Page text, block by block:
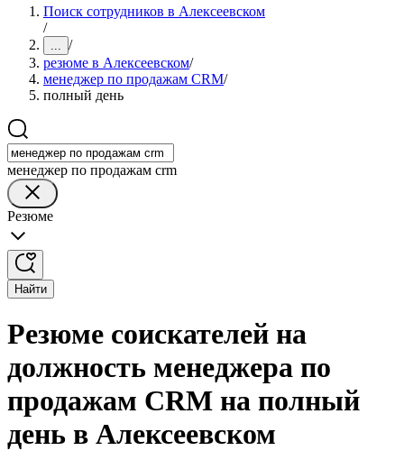
Поиск сотрудников в Алексеевском
/
... /
резюме в Алексеевском/
менеджер по продажам CRM/
полный день
менеджер по продажам crm
Резюме
Найти
Резюме соискателей на
должность менеджера по
продажам CRM на полный
день в Алексеевском